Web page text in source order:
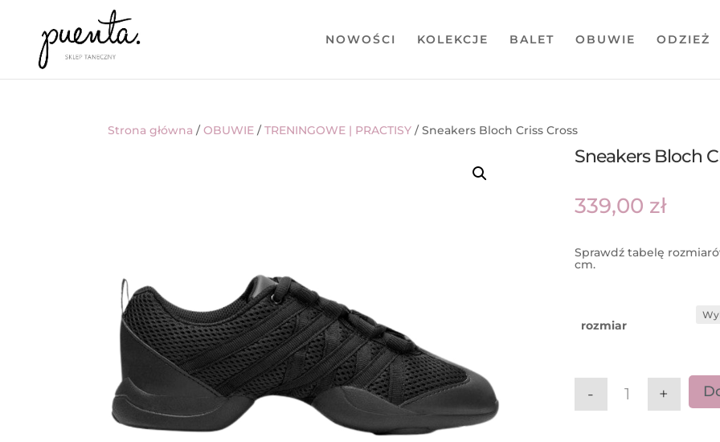
NOWOŚCI KOLEKCJE BALET OBUWIE ODZIEŻ
Strona główna /OBUWIE /TRENINGOWE | PRACTISY / Sneakers Bloch Criss Cross
Sneakers Bloch
339,00 zł
Sprawdź tabelę
cm.
rozmiar
ilość Sneakers
- +